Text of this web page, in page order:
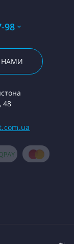
98
НАМИ
48